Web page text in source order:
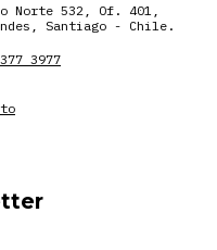
Norte 532, Of. 401,
Santiago - Chile.
3977